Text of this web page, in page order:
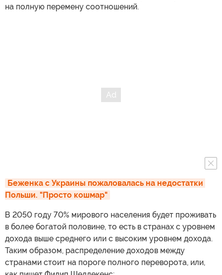
на полную перемену соотношений.
Беженка с Украины пожаловалась на недостатки
Польши. "Просто кошмар"
В 2050 году 70% мирового населения будет проживать
в более богатой половине, то есть в странах с уровнем
дохода выше среднего или с высоким уровнем дохода.
Таким образом, распределение доходов между
странами стоит на пороге полного переворота, или,